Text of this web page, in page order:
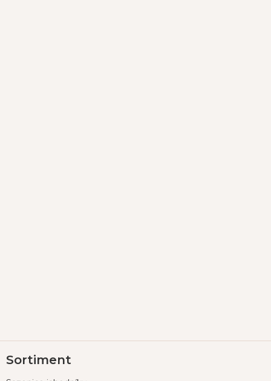
áSortiment